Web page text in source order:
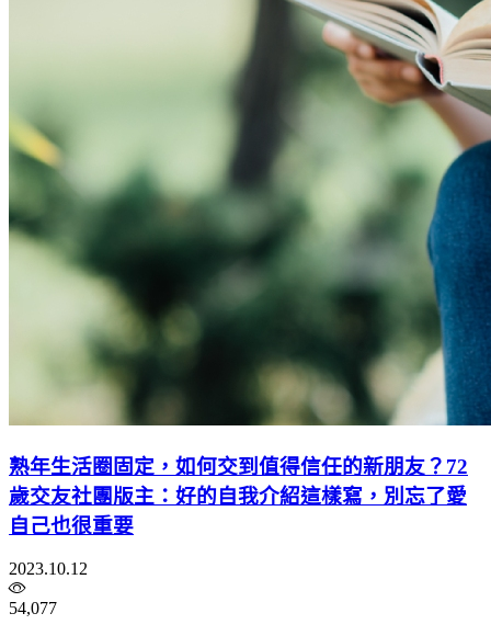
熟年生活圈固定，如何交到值得信任的新朋友？72
歲交友社團版主：好的自我介紹這樣寫，別忘了愛
自己也很重要
2023.10.12
54,077